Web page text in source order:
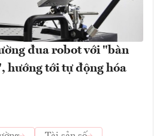
đua robot với "bàn
hướng tới tự động hóa